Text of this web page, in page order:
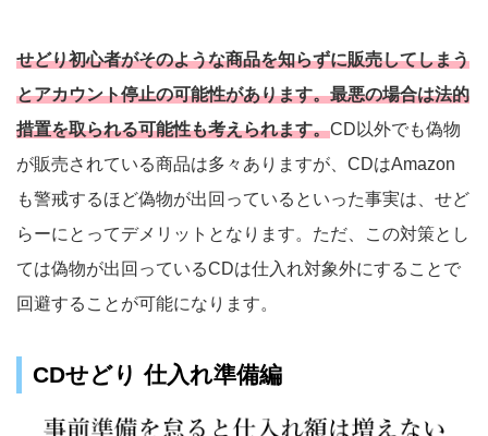
せどり初心者がそのような商品を知らずに販売してしまう
とアカウント停止の可能性があります。最悪の場合は法的
措置を取られる可能性も考えられます。CD以外でも偽物
が販売されている商品は多々ありますが、CDはAmazon
も警戒するほど偽物が出回っているといった事実は、せど
らーにとってデメリットとなります。ただ、この対策とし
ては偽物が出回っているCDは仕入れ対象外にすることで
回避することが可能になります。
CDせどり 仕入れ準備編